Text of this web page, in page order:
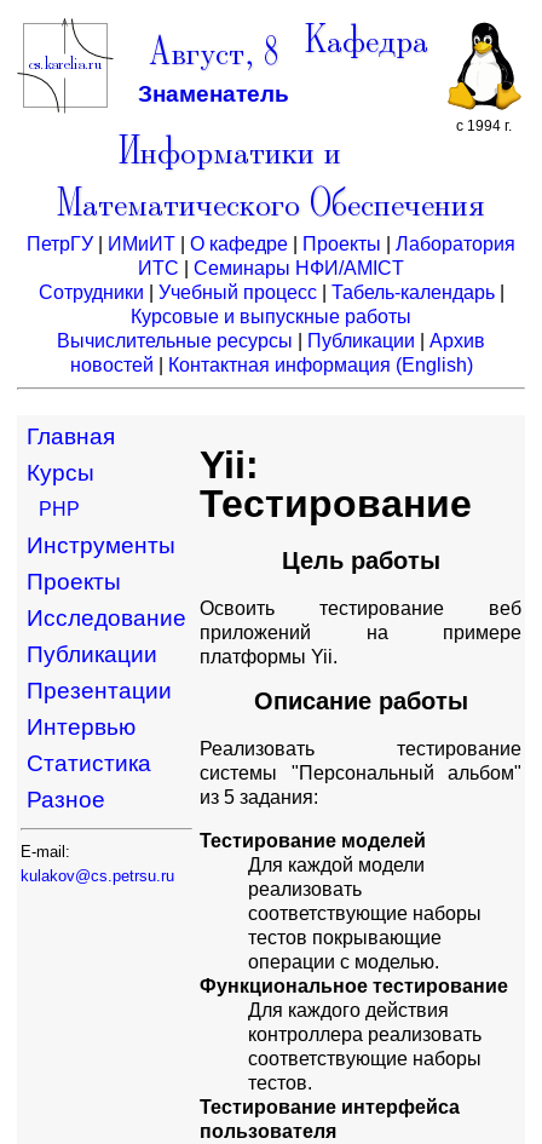
Август, 8
Знаменатель
с 1994 г.
Кафедра
Информатики и
Математического Обеспечения
ПетрГУ ИМиИТ О кафедре Проекты
Лаборатория
ИТС
Семинары НФИ/AMICT
Сотрудники
Учебный процесс| Табель-календарь|
Курсовые и выпускные работы
Вычислительные ресурсы
Публикации
Архив
новостей
Контактная информация (English)
Главная
Курсы
PHP
Инструменты
Проекты
Исследование
Публикации
Презентации
Интервью
Статистика
Разное
E-mail:
kulakov@cs.petrsu.ru
Yii:
Тестирование
Цель работы
Освоить тестирование веб
приложений на примере
платформы Yii.
Описание работы
Реализовать тестирование
системы "Персональный альбом"
из 5 задания:
Тестирование моделей
Для каждой модели
реализовать
соответствующие наборы
тестов покрывающие
операции с моделью.
Функциональное тестирование
Для каждого действия
контроллера реализовать
соответствующие наборы
тестов.
Тестирование интерфейса
пользователя